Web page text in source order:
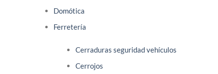
Domótica
Ferretería
Cerraduras seguridad vehículos
Cerrojos